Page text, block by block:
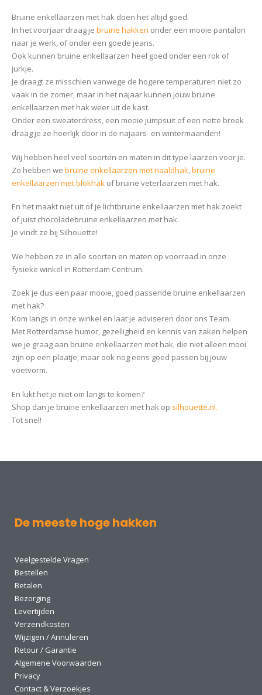
Bruine enkellaarzen met hak doen het altijd goed.
In het voorjaar draag je bruine hakken onder een mooie pantalon
naar je werk, of onder een goede jeans.
Ook kunnen bruine enkellaarzen heel goed onder een rok of
jurkje.
Je draagt ze misschien vanwege de hogere temperaturen niet zo
vaak in de zomer, maar in het najaar kunnen jouw bruine
enkellaarzen met hak weer uit de kast.
Onder een sweaterdress, een mooie jumpsuit of een nette broek
draag je ze heerlijk door in de najaars- en wintermaanden!
Wij hebben heel veel soorten en maten in dit type laarzen voor je.
Zo hebben we bruine enkellaarzen met naaldhak,bruine
enkellaarzen met blokhak of bruine veterlaarzen met hak.
En het maakt niet uit of je lichtbruine enkellaarzen met hak zoekt
of juist chocoladebruine enkellaarzen met hak.
Je vindt ze bij Silhouette!
We hebben ze in alle soorten en maten op voorraad in onze
fysieke winkel in Rotterdam Centrum.
Zoek je dus een paar mooie, goed passende bruine enkellaarzen
met hak?
Kom langs in onze winkel en laat je adviseren door ons Team.
Met Rotterdamse humor, gezelligheid en kennis van zaken helpen
we je graag aan bruine enkellaarzen met hak, die niet alleen mooi
zijn op een plaatje, maar ook nog eens goed passen bij jouw
voetvorm.
En lukt het je niet om langs te komen?
Shop dan je bruine enkellaarzen met hak op silhouette.nl.
Tot snel!
De meeste hoge hakken
Veelgestelde Vragen
Bestellen
Betalen
Bezorging
Levertijden
Verzendkosten
Wijzigen / Annuleren
Retour / Garantie
Algemene Voorwaarden
Privacy
Contact & Verzoekjes